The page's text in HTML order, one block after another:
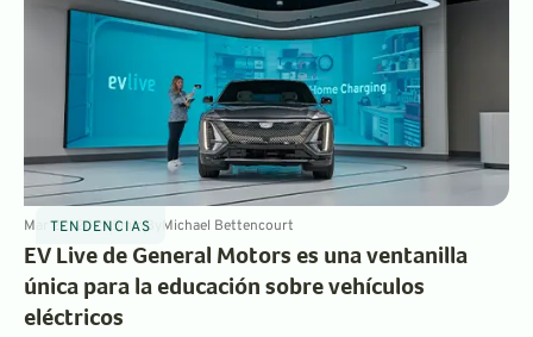
vehículos eléctricos.
TENDENCIAS
Mar 22, 20245minBy Michael Bettencourt
EV Live de General Motors es una ventanilla
única para la educación sobre vehículos
eléctricos